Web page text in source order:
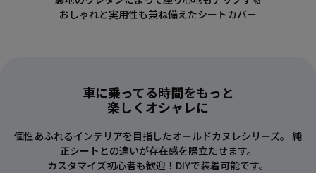
おしゃれと実用性も兼ね備えたシートカバー
車に乗ってる時間をもっと
楽しくオシャレに
個性あふれるインテリアを目指したオールドカヌレシリーズ。 純
正シートとの違いが存在感を際立たせます。
カスタマイズ初心者も歓迎！DIYで装着可能です。